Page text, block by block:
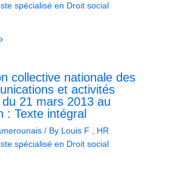
spécialisé en Droit social
collective nationale des
et activités
21 mars 2013 au
: Texte intégral
/ By Louis F , HR
spécialisé en Droit social